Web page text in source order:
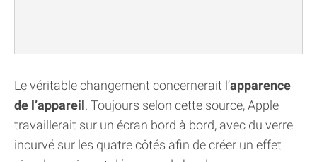
Le véritable changement concernerait l’apparence
de l’appareil. Toujours selon cette source, Apple
travaillerait sur un écran bord à bord, avec du verre
incurvé sur les quatre côtés afin de créer un effet